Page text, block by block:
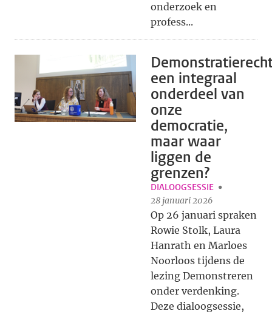
onderzoek en
profess...
een integraal
onderdeel van
onze
democratie,
maar waar
liggen de
grenzen?
DIALOOGSESSIE
28 januari 2026
Op 26 januari spraken
Rowie Stolk, Laura
Hanrath en Marloes
Noorloos tijdens de
lezing Demonstreren
onder verdenking.
Deze dialoogsessie,